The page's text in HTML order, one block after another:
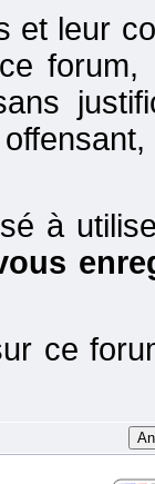
et leur
à
ce